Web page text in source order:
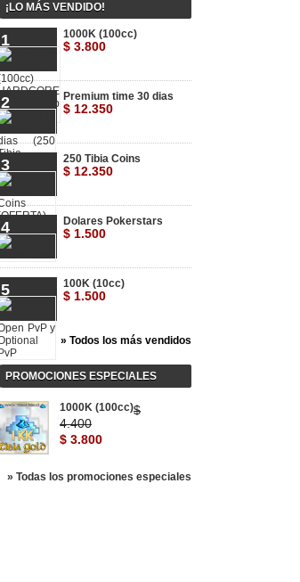
¡LO MÁS VENDIDO!
1 1000K (100cc)
$ 3.800
2 Premium time 30 dias
$ 12.350
3 250 Tibia Coins
$ 12.350
4 Dolares Pokerstars
$ 1.500
5 100K (10cc)
$ 1.500
» Todos los más vendidos
PROMOCIONES ESPECIALES
1000K (100cc)$
4.400
$ 3.800
» Todas los promociones especiales